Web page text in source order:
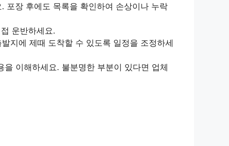
포장 후에도 목록을 확인하여 손상이나 누락
운반하세요.
지에 제때 도착할 수 있도록 일정을 조정하세
이해하세요. 불분명한 부분이 있다면 업체